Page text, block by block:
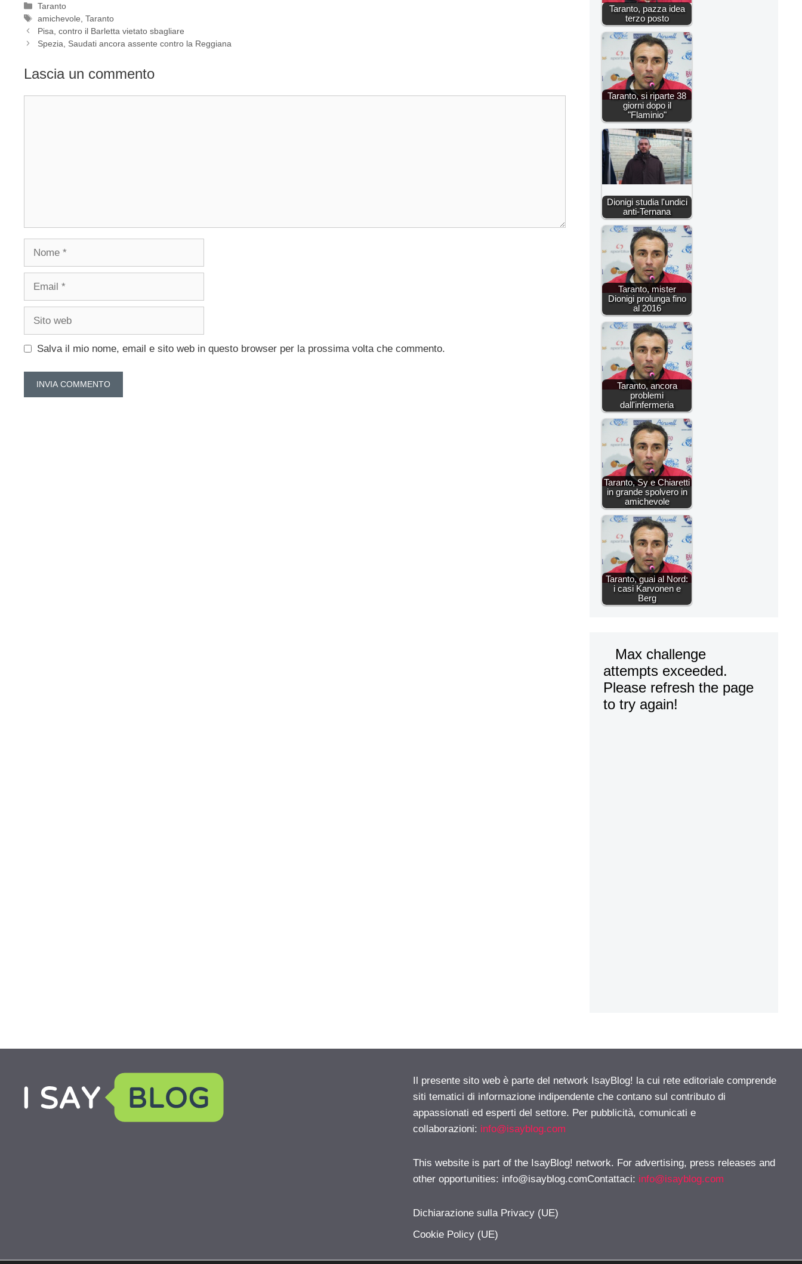
Categorie
Taranto
Tag
amichevole ,Taranto
Pisa, contro il Barletta vietato sbagliare
Spezia, Saudati ancora assente contro la Reggiana
Lascia un commento
Salva il mio nome, email e sito web in questo browser per la prossima volta che commento.
Taranto, pazza idea
terzo posto
Taranto, si riparte 38
giorni dopo il
"Flaminio"
Dionigi studia l'undici
anti-Ternana
Taranto, mister
Dionigi prolunga fino
al 2016
Taranto, ancora
problemi
dall'infermeria
Taranto, Sy e Chiaretti
in grande spolvero in
amichevole
Taranto, guai al Nord:
i casi Karvonen e
Berg
Il presente sito web è parte del network IsayBlog! la cui rete editoriale comprende
siti tematici di informazione indipendente che contano sul contributo di
appassionati ed esperti del settore. Per pubblicità, comunicati e
collaborazioni: info@isayblog.com
This website is part of the IsayBlog! network. For advertising, press releases and
other opportunities: info@isayblog.comContattaci: info@isayblog.com
Dichiarazione sulla Privacy (UE)
Cookie Policy (UE)